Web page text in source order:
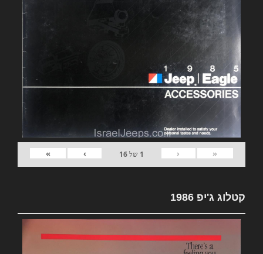
«
‹
1 של16
›
»
קטלוג ג'יפ 1986